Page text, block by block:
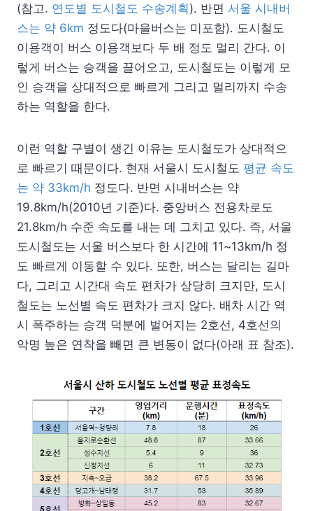
(참고. 연도별 도시철도 수송계획). 반면 서울 시내버
스는 약 6km 정도다(마을버스는 미포함). 도시철도
이용객이 버스 이용객보다 두 배 정도 멀리 간다. 이
렇게 버스는 승객을 끌어오고, 도시철도는 이렇게 모
인 승객을 상대적으로 빠르게 그리고 멀리까지 수송
하는 역할을 한다.
이런 역할 구별이 생긴 이유는 도시철도가 상대적으
로 빠르기 때문이다. 현재 서울시 도시철도 평균 속도
는 약 33km/h 정도다. 반면 시내버스는 약
19.8km/h(2010년 기준)다. 중앙버스 전용차로도
21.8km/h 수준 속도를 내는 데 그치고 있다. 즉, 서울
도시철도는 서울 버스보다 한 시간에 11~13km/h 정
도 빠르게 이동할 수 있다. 또한, 버스는 달리는 길마
다, 그리고 시간대 속도 편차가 상당히 크지만, 도시
철도는 노선별 속도 편차가 크지 않다. 배차 시간 역
시 폭주하는 승객 덕분에 벌어지는 2호선, 4호선의
악명 높은 연착을 빼면 큰 변동이 없다(아래 표 참조).